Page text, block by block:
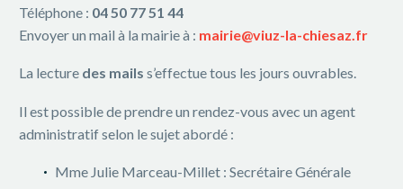
Téléphone : 04 50 77 51 44
Envoyer un mail à la mairie à : mairie@viuz-la-chiesaz.fr
La lecture des mails s’effectue tous les jours ouvrables.
Il est possible de prendre un rendez-vous avec un agent
administratif selon le sujet abordé :
Mme Julie Marceau-Millet : Secrétaire Générale